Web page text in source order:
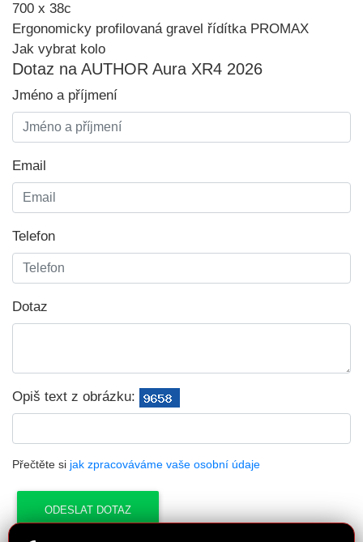
700 x 38c
Ergonomicky profilovaná gravel řídítka PROMAX
Jak vybrat kolo
Dotaz na AUTHOR Aura XR4 2026
Jméno a příjmení
Email
Telefon
Dotaz
Opiš text z obrázku:
Přečtěte si jak zpracováváme vaše osobní údaje